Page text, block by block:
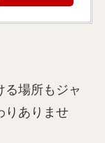
る場所もジャ
りありませ